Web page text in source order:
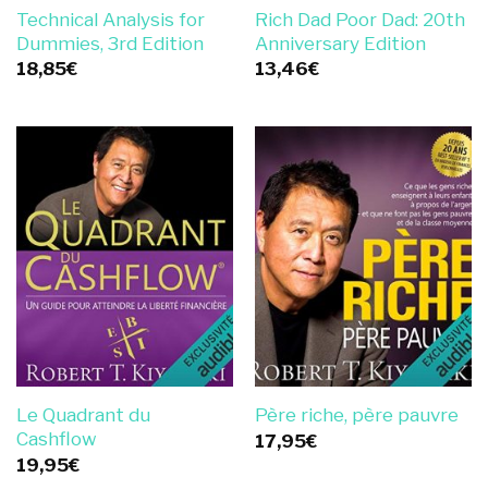
Technical Analysis for
Dummies, 3rd Edition
18,85€
Rich Dad Poor Dad: 20th
Anniversary Edition
13,46€
Le Quadrant du
Cashflow
19,95€
Père riche, père pauvre
17,95€